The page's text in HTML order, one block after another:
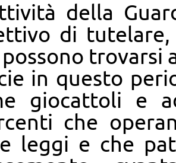
della
di
trovarsi
in questo
giocattoli e
che
leggi e che